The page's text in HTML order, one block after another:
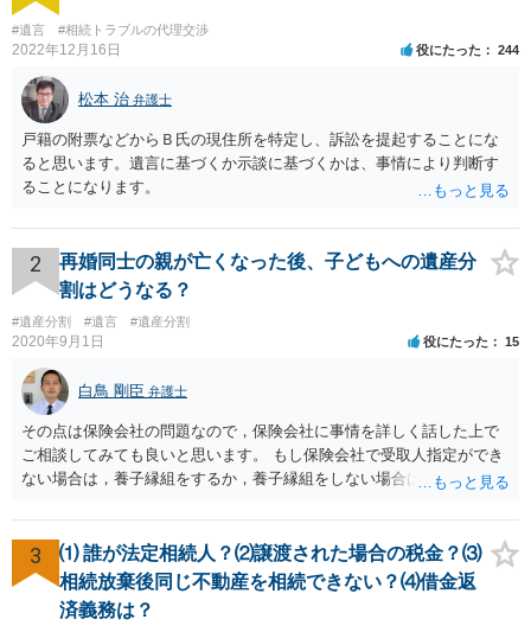
#遺言 #相続トラブルの代理交渉
2022年12月16日 役にたった 244
松本 治 弁護士
戸籍の附票などからＢ氏の現住所を特定し、訴訟を提起することにな
ると思います。遺言に基づくか示談に基づくかは、事情により判断す
ることになります。
2
再婚同士の親が亡くなった後、子どもへの遺産分
割はどうなる？
#遺産分割 #遺言 #遺産分割
2020年9月1日 役にたった 15
白鳥 剛臣 弁護士
その点は保険会社の問題なので，保険会社に事情を詳しく話した上で
ご相談してみても良いと思います。 もし保険会社で受取人指定ができ
ない場合は，養子縁組をするか，養子縁組をしない場合は遺言で対応
人に指定されていた場合，あなたが先に死亡した後の扱いが異なりま
す。 例えば，あなたの法定相続人が受取人になるのであればお子さん
も対象になってきますが，かんぽなどだと約款上で受取人死亡の場合
の受取人が記載してあったりします。 ですので，かなり詳しい内容を
お聞きしないと，一番ベストな準備は何か適切なアドバイスが難しい
3
⑴ 誰が法定相続人？⑵譲渡された場合の税金？⑶
相続放棄後同じ不動産を相続できない？⑷借金返
済義務は？